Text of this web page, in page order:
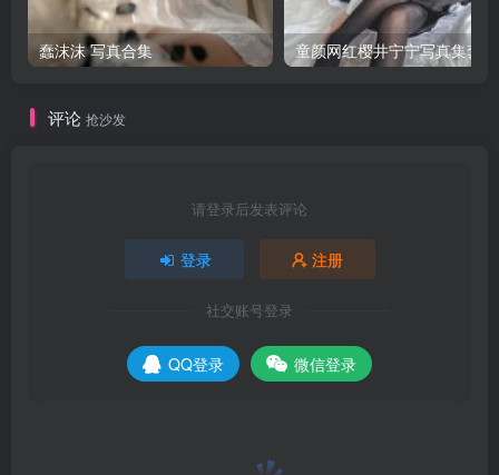
蠢沫沫 写真合集 童颜网红樱井宁宁写真集套图
评论 抢沙发
请登录后发表评论
登录 注册
社交账号登录
QQ登录 微信登录